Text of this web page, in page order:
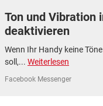
Ton und Vibration
deaktivieren
Wenn Ihr Handy keine
soll,... Weiterlesen
Facebook Messenger